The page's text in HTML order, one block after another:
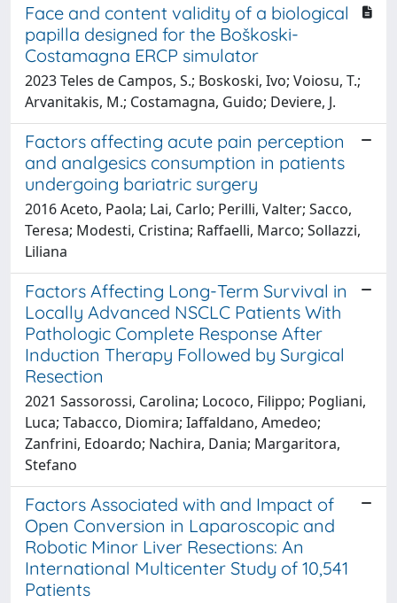
Face and content validity of a biological
papilla designed for the Boškoski-
Costamagna ERCP simulator
2023 Teles de Campos, S.; Boskoski, Ivo; Voiosu, T.;
Arvanitakis, M.; Costamagna, Guido; Deviere, J.
Factors affecting acute pain perception
and analgesics consumption in patients
undergoing bariatric surgery
2016 Aceto, Paola; Lai, Carlo; Perilli, Valter; Sacco,
Teresa; Modesti, Cristina; Raffaelli, Marco; Sollazzi,
Liliana
Factors Affecting Long-Term Survival in
Locally Advanced NSCLC Patients With
Pathologic Complete Response After
Induction Therapy Followed by Surgical
Resection
2021 Sassorossi, Carolina; Lococo, Filippo; Pogliani,
Luca; Tabacco, Diomira; Iaffaldano, Amedeo;
Zanfrini, Edoardo; Nachira, Dania; Margaritora,
Stefano
Factors Associated with and Impact of
Open Conversion in Laparoscopic and
Robotic Minor Liver Resections: An
International Multicenter Study of 10,541
Patients